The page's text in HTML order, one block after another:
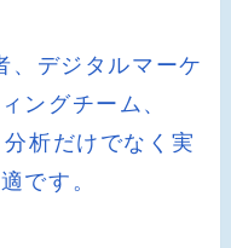
、デジタルマーケ
ングチーム、
析だけでなく実
です。